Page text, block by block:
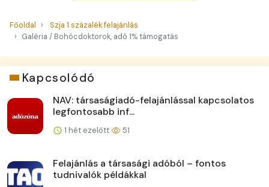
Főoldal
Szja 1 százalék felajánlás
Galéria / Bohócdoktorok, adó 1% támogatás
Kapcsolódó
NAV: társaságiadó-felajánlással kapcsolatos
legfontosabb inf...
1 hét ezelőtt 51
Felajánlás a társasági adóból – fontos
tudnivalók példákkal